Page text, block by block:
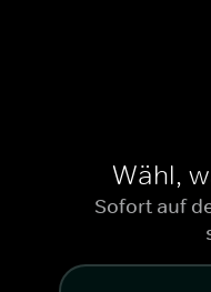
Wähl,
Sofort auf